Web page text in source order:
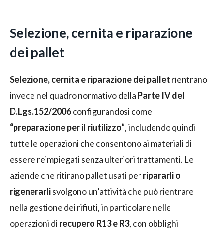
Selezione, cernita e riparazione
dei pallet
Selezione, cernita e riparazione dei pallet rientrano
invece nel quadro normativo della Parte IV del
D.Lgs.152/2006configurandosi come
“preparazione per il riutilizzo”, includendo quindi
tutte le operazioni che consentono ai materiali di
essere reimpiegati senza ulteriori trattamenti. Le
aziende che ritirano pallet usati perripararli o
rigenerarlisvolgono un’attività che può rientrare
nella gestione dei rifiuti, in particolare nelle
operazioni di recupero R13 e R3, con obblighi